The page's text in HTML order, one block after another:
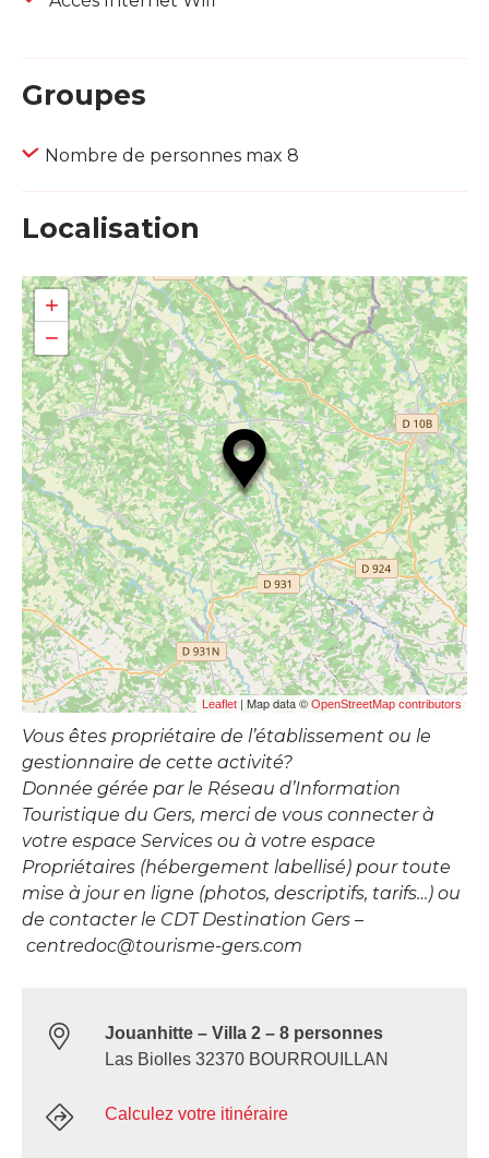
Groupes
Nombre de personnes max 8
Localisation
+
−
Leaflet | Map data © OpenStreetMap contributors
Vous êtes propriétaire de l’établissement ou le
gestionnaire de cette activité?
Donnée gérée par le Réseau d’Information
Touristique du Gers, merci de vous connecter à
votre espace Services ou à votre espace
Propriétaires (hébergement labellisé) pour toute
mise à jour en ligne (photos, descriptifs, tarifs…) ou
de contacter le CDT Destination Gers –
centredoc@tourisme-gers.com
Jouanhitte – Villa 2 – 8 personnes
Las Biolles 32370 BOURROUILLAN
Calculez votre itinéraire